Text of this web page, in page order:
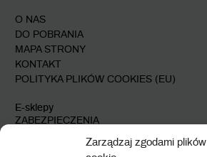
Zarządzaj zgodami plików
O NAS
DO POBRANIA
MAPA STRONY
KONTAKT
POLITYKA PLIKÓW COOKIES (EU)
E-sklepy
ZABEZPIECZENIA